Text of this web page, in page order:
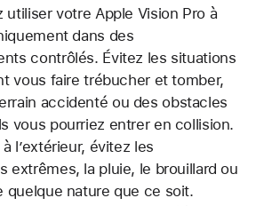
utiliser votre Apple Vision Pro à
dans des
contrôlés. Évitez les situations
vous faire trébucher et tomber,
accidenté ou des obstacles
vous pourriez entrer en collision.
l’extérieur, évitez les
extrêmes, la pluie, le brouillard ou
quelque nature que ce soit.